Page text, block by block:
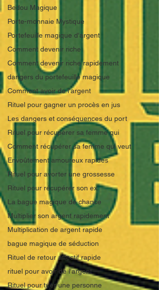
Bedou Magique
Porte-monnaie Mystique
Portefeuille magique d'argent
Comment devenir riche
Comment devenir riche rapidement
dangers du portefeuille magique
Comment avoir de l'argent
Rituel pour gagner un procès en jus
Les dangers et conséquences du port
Rituel pour récupérer sa femme qui
Comment récupérer sa femme qui veut
Envoûtement amoureux rapides
Rituel pour avorter une grossesse
Rituel pour récupérer son ex
La bague magique de chance
Multiplier son argent rapidement
Multiplication de argent rapide
bague magique de séduction
Rituel de retour affectif rapide
rituel pour avoir de l'argent
Rituel pour tuer une personne